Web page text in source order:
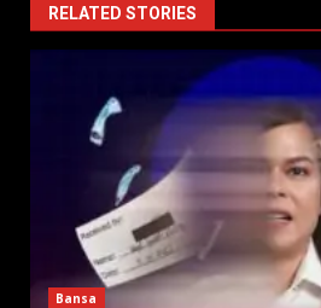
RELATED STORIES
Bansa